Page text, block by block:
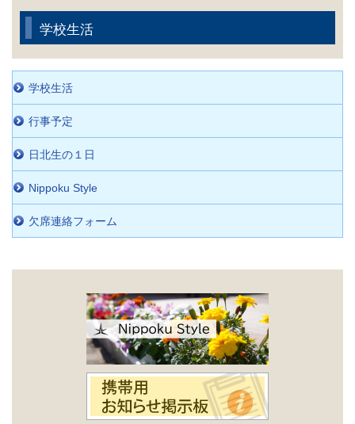
学校生活
学校生活
行事予定
日北生の１日
Nippoku Style
欠席連絡フォーム